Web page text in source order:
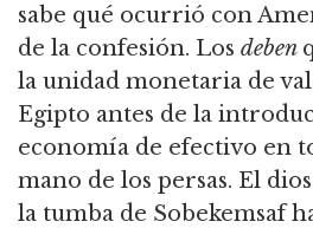
sabe qué ocurrió con
de la confesión. Los deben
la unidad monetaria de
Egipto antes de la
economía de efectivo en
mano de los persas. El
la tumba de Sobekemsaf